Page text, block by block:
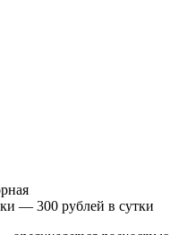
— 300 рублей в сутки